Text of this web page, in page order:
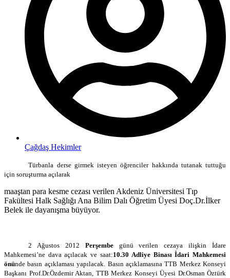
Çağdaş Hekimler
Türbanla derse girmek isteyen öğrenciler hakkında tutanak tuttuğu
için soruşturma açılarak
maaştan para kesme cezası verilen Akdeniz Üniversitesi Tıp
Fakültesi Halk Sağlığı Ana Bilim Dalı Öğretim Üyesi Doç.Dr.İlker
Belek ile dayanışma büyüyor.
2 Ağustos 2012 Perşembe günü verilen cezaya ilişkin İdare
Mahkemesi’ne dava açılacak ve saat:10.30 Adliye Binası İdari Mahkemesi
önünde basın açıklaması yapılacak. Basın açıklamasına TTB Merkez Konseyi
Başkanı Prof.Dr.Özdemir Aktan, TTB Merkez Konseyi Üyesi Dr.Osman Öztürk